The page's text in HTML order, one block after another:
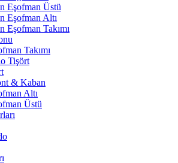
Eşofman Üstü
Eşofman Altı
Eşofman Takımı
Takımı
Tişört
& Kaban
Altı
Üstü